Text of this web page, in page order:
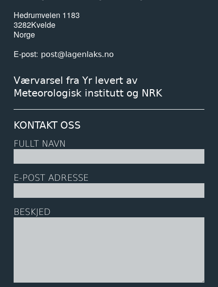
Hedrumveien 1183
3282Kvelde
Norge
E-post post@lagenlaks.no
Værvarsel fra Yr levert av
Meteorologisk institutt og NRK
KONTAKT OSS
FULLT NAVN
E-POST ADRESSE
BESKJED